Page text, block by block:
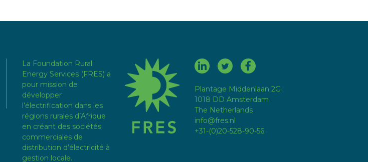
La Foundation Rural
Energy Services (FRES) a
pour mission de
développer
l’électrification dans les
régions rurales d’Afrique
en créant des sociétés
commerciales de
distribution d’électricité à
gestion locale.
fres.nl
Plantage Middenlaan 2G
1018 DD Amsterdam
The Netherlands
info@fres.nl
+31-(0)20-528-90-56